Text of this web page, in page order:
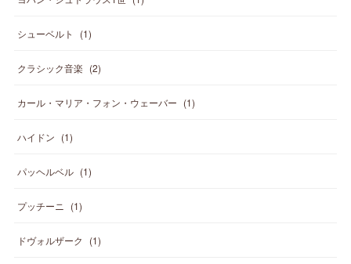
シューベルト (1)
クラシック音楽 (2)
カール・マリア・フォン・ウェーバー (1)
ハイドン (1)
パッヘルベル (1)
プッチーニ (1)
ドヴォルザーク (1)